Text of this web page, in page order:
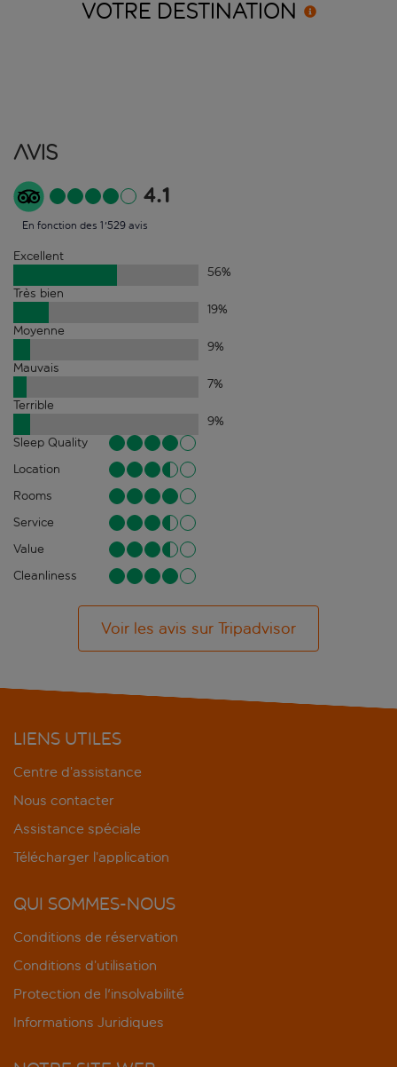
VOTRE DESTINATION
Avis
4.1
En fonction des 1'529 avis
Excellent
56%
Très bien
19%
Moyenne
9%
Mauvais
7%
Terrible
9%
Sleep Quality
Location
Rooms
Service
Value
Cleanliness
Voir les avis sur Tripadvisor
LIENS UTILES
Centre d’assistance
Nous contacter
Assistance spéciale
Télécharger l’application
QUI SOMMES-NOUS
Conditions de réservation
Conditions d’utilisation
Protection de l'insolvabilité
Informations Juridiques